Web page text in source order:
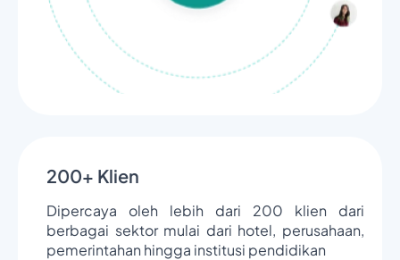
200+ Klien
Dipercaya oleh lebih dari 200 klien dari
berbagai sektor mulai dari hotel, perusahaan,
pemerintahan hingga institusi pendidikan